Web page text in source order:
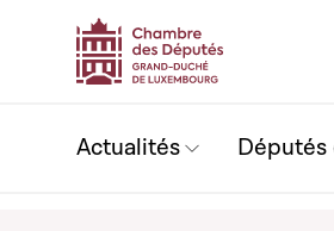
Actualités Députés